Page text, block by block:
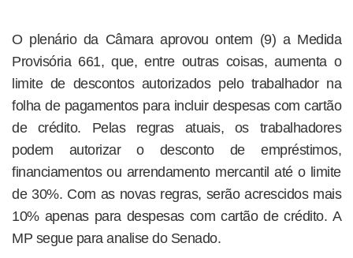
O plenário da Câmara aprovou ontem (9) a Medida
Provisória 661, que, entre outras coisas, aumenta o
limite de descontos autorizados pelo trabalhador na
folha de pagamentos para incluir despesas com cartão
de crédito. Pelas regras atuais, os trabalhadores
podem autorizar o desconto de empréstimos,
financiamentos ou arrendamento mercantil até o limite
de 30%. Com as novas regras, serão acrescidos mais
10% apenas para despesas com cartão de crédito. A
MP segue para analise do Senado.